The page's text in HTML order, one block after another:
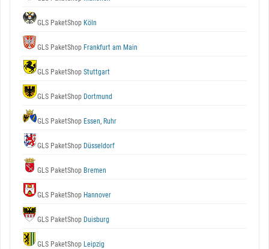
GLS PaketShop Köln
GLS PaketShop Frankfurt am Main
GLS PaketShop Stuttgart
GLS PaketShop Dortmund
GLS PaketShop Essen, Ruhr
GLS PaketShop Düsseldorf
GLS PaketShop Bremen
GLS PaketShop Hannover
GLS PaketShop Duisburg
GLS PaketShop Leipzig